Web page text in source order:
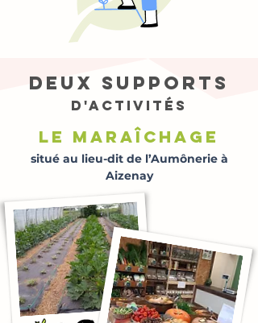
deux supports
d'activités
le Maraîchage
situé au lieu-dit de l’Aumônerie à
Aizenay